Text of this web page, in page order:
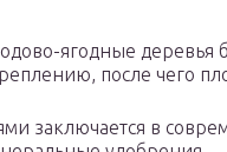
ягодные деревья
после чего
заключается в